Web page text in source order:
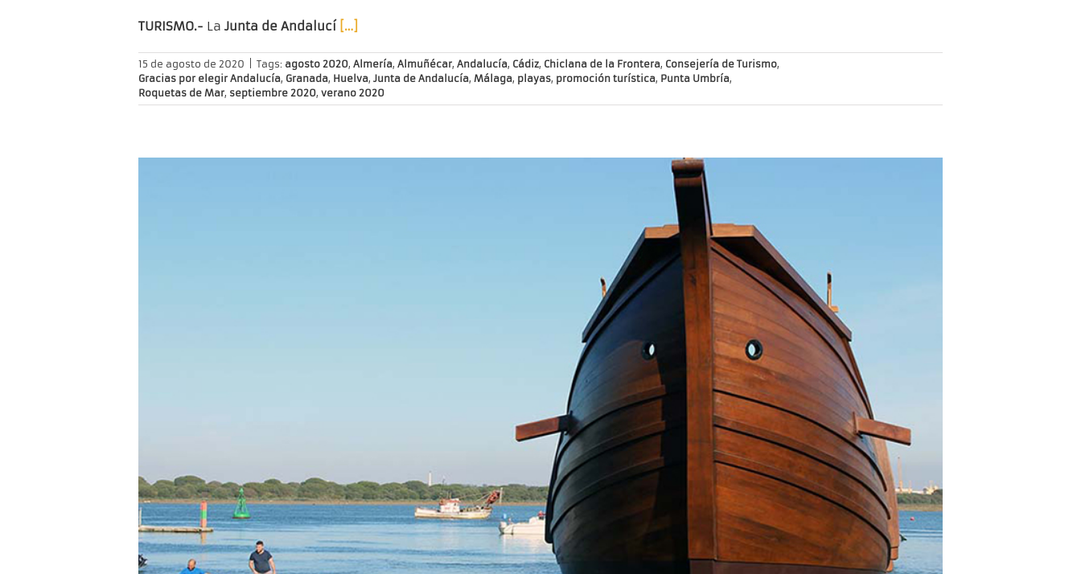
TURISMO.- La Junta de Andalucí […]
15 de agosto de 2020 Tags: agosto 2020, Almería, Almuñécar, Andalucía, Cádiz, Chiclana de la Frontera, Consejería de Turismo,
Gracias por elegir Andalucía, Granada, Huelva, Junta de Andalucía, Málaga, playas, promoción turística, Punta Umbría,
Roquetas de Mar, septiembre 2020, verano 2020